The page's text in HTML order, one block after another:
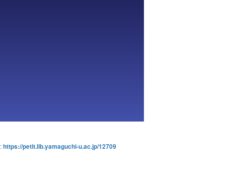
:https://petit.lib.yamaguchi-u.ac.jp/12709